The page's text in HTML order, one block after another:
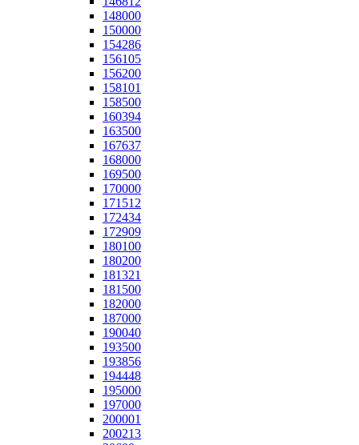
148000
150000
154286
156105
156200
158101
158500
160394
163500
167637
168000
169500
170000
171512
172434
172909
180100
180200
181321
181500
182000
187000
190040
193500
193856
194448
195000
197000
200001
200213